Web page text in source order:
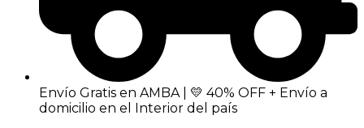
Envío Gratis en AMBA | 💛 40% OFF + Envío a
domicilio en el Interior del país